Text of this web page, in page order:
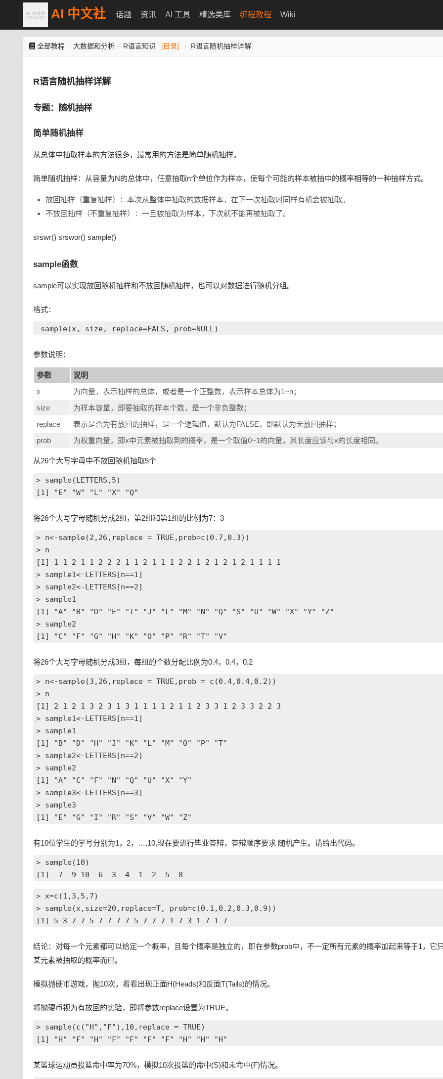
AI 中文社 话题 资讯 AI 工具 精选类库 编程教程 Wiki
全部教程 · 大数据和分析 · R语言知识 [目录] · R语言随机抽样详解
R语言随机抽样详解
专题：随机抽样
简单随机抽样
从总体中抽取样本的方法很多，最常用的方法是简单随机抽样。
简单随机抽样：从容量为N的总体中，任意抽取n个单位作为样本，使每个可能的样本被抽中的概率相等的一种抽样方式。
放回抽样（重复抽样）：本次从整体中抽取的数据样本，在下一次抽取时同样有机会被抽取。
不放回抽样（不重复抽样）：一旦被抽取为样本，下次就不能再被抽取了。
srswr() srswor() sample()
sample函数
sample可以实现放回随机抽样和不放回随机抽样，也可以对数据进行随机分组。
格式：
参数说明：
参数
说明
x
为向量，表示抽样的总体，或者是一个正整数，表示样本总体为1~n；
size
为样本容量，即要抽取的样本个数，是一个非负整数；
replace
表示是否为有放回的抽样，是一个逻辑值，默认为FALSE，即默认为无放回抽样；
prob
为权重向量，即x中元素被抽取到的概率，是一个取值0~1的向量，其长度应该与x的长度相同。
从26个大写字母中不放回随机抽取5个
> sample(LETTERS,5)
将26个大写字母随机分成2组，第2组和第1组的比例为7：3
> n<-sample(2,26,replace = TRUE,prob=c(0.7,0.3))
> n
[1] 1 1 2 1 1 2 2 2 1 1 2 1 1 1 2 2 1 2 1 2 1 2 1 1 1 1
> sample1<-LETTERS[n==1]
> sample2<-LETTERS[n==2]
> sample1
[1] "A" "B" "D" "E" "I" "J" "L" "M" "N" "Q" "S" "U" "W" "X" "Y" "Z"
> sample2
[1] "C" "F" "G" "H" "K" "O" "P" "R" "T" "V"
将26个大写字母随机分成3组，每组的个数分配比例为0.4，0.4，0.2
> n<-sample(3,26,replace = TRUE,prob = c(0.4,0.4,0.2))
> n
[1] 2 1 2 1 3 2 3 1 3 1 1 1 1 2 1 1 2 3 3 1 2 3 3 2 2 3
> sample1<-LETTERS[n==1]
> sample1
[1] "B" "D" "H" "J" "K" "L" "M" "O" "P" "T"
> sample2<-LETTERS[n==2]
> sample2
[1] "A" "C" "F" "N" "Q" "U" "X" "Y"
> sample3<-LETTERS[n==3]
> sample3
[1] "E" "G" "I" "R" "S" "V" "W" "Z"
有10位学生的学号分别为1，2，…,10,现在要进行毕业答辩，答辩顺序要求 随机产生。请给出代码。
> sample(10)
> x=c(1,3,5,7)
> sample(x,size=20,replace=T, prob=c(0.1,0.2,0.3,0.9))
结论：对每一个元素都可以给定一个概率，且每个概率是独立的，即在参数prob中，不一定所有元素的概率加起来等于1，它
某元素被抽取的概率而已。
模拟抛硬币游戏，抛10次，看看出现正面H(Heads)和反面T(Tails)的情况。
将抛硬币视为有放回的实验，即将参数replace设置为TRUE。
> sample(c("H","F"),10,replace = TRUE)
某篮球运动员投篮命中率为70%，模拟10次投篮的命中(S)和未命中(F)情况。